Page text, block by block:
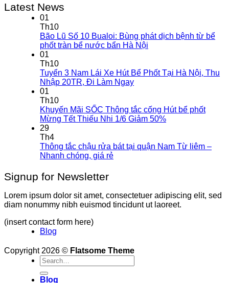
Latest News
01
Th10
Bão Lũ Số 10 Bualoi: Bùng phát dịch bệnh từ bể
phốt tràn bể nước bẩn Hà Nội
01
Th10
Tuyển 3 Nam Lái Xe Hút Bể Phốt Tại Hà Nội, Thu
Nhập 20TR, Đi Làm Ngay
01
Th10
Khuyến Mãi SỐC Thông tắc cống Hút bể phốt
Mừng Tết Thiếu Nhi 1/6 Giảm 50%
29
Th4
Thông tắc chậu rửa bát tại quận Nam Từ liêm –
Nhanh chóng, giá rẻ
Signup for Newsletter
Lorem ipsum dolor sit amet, consectetuer adipiscing elit, sed
diam nonummy nibh euismod tincidunt ut laoreet.
(insert contact form here)
Blog
Copyright 2026 © Flatsome Theme
Blog